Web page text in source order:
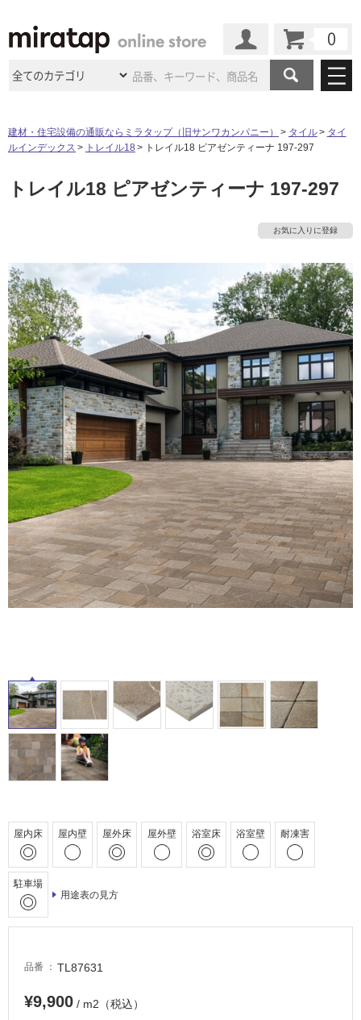
商品カテゴリ
キッチン 浴室（風呂・
トイレ
扉
エクステリア （外構）
ウッドデッキ フローリング・床材
収納 インテリア・家具
照明 ペット用品
内装用建材 パネル・壁材
ロートアイアン 天然石・石材
メンテナンス・施工材 新商品
施工事例
施工事例 法人案件納入事例
インタビュー
店舗・施設事例
ショールーム
ショールーム
ショールーム ショールーム
名古屋ショールーム 京都ショールーム
福岡ショールーム 札幌スマートショールー
ム
横浜スマートショールー
ム
ウェルビーみのおHDC
BOX
サポート
ご利用ガイド 初めての方へ
よくある質問 お問い合わせ
修理お問い合わせ クレーム公開
説明書・図面検索 水まわり 3年保証
お役立ち情報 住まいのスタイリング
アイデア
ミラタップチャンネル
オンライン相談
その他サービス
ミラタップと
創る家
ASOLIE
工事会社紹介 Coziコンシ
ェルジュ
自分らしい家づくり
SUVACO
最高のリノベ会社がみつ
かるリノベりす
建材・住宅設備の通販ならミラタップ（旧サンワカンパニー） タイル
タイ
ルインデックス
トレイル18 トレイル18 ピアゼンティーナ 197-297
トレイル18 ピアゼンティーナ 197-297
お気に入りに登録
屋内床 屋内壁 屋外床 屋外壁 浴室床 浴室壁 耐凍害
駐車場
用途表の見方
品番 TL87631
¥9,900 / m2（税込）
タ
イ
ル
屋
外
床・
浴
室
床・
車
場
常
適
て
る